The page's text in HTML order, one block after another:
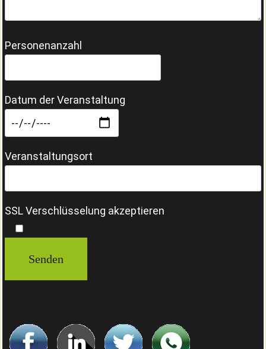
Personenanzahl
Datum der Veranstaltung
Veranstaltungsort
SSL Verschlüsselung akzeptieren